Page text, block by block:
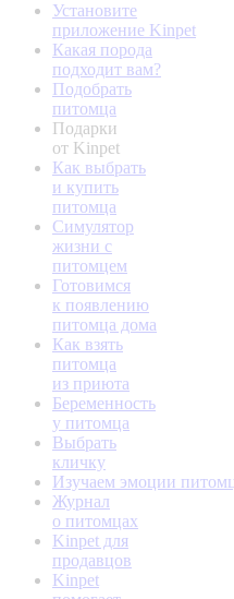
Установите
приложение Kinpet
Какая порода
подходит вам?
Подобрать
питомца
Подарки
от Kinpet
Как выбрать
и купить
питомца
Симулятор
жизни с
питомцем
Готовимся
к появлению
питомца дома
Как взять
питомца
из приюта
Беременность
у питомца
Выбрать
кличку
Изучаем эмоции
Журнал
о питомцах
Kinpet для
продавцов
Kinpet